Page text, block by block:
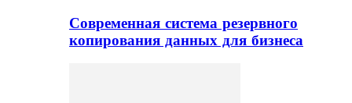
Современная система резервного
копирования данных для бизнеса